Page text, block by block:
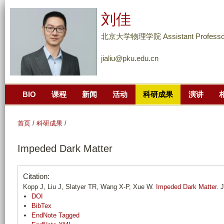
主
刘佳
北京大学物理学院 Assistant
jialiu@pku.edu.cn
BIO 课程 新闻 活动 科研成果 演讲
首页 / 科研成果 /
Impeded Dark Matter
Citation:
Kopp J, Liu J, Slatyer TR, Wang X-P, Xue W. Impeded Dark Matter.
DOI
BibTex
EndNote Tagged